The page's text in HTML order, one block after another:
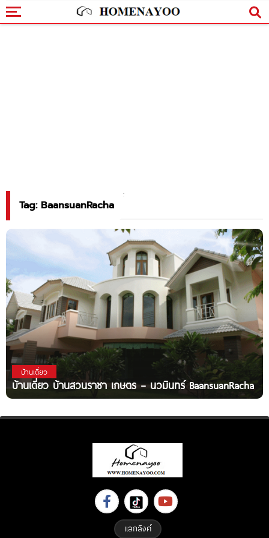
Tag: BaansuanRacha
บ้านเดี่ยว
บ้านเดี่ยว บ้านสวนราชา เกษตร – นวมินทร์ BaansuanRacha
แลกลิงค์